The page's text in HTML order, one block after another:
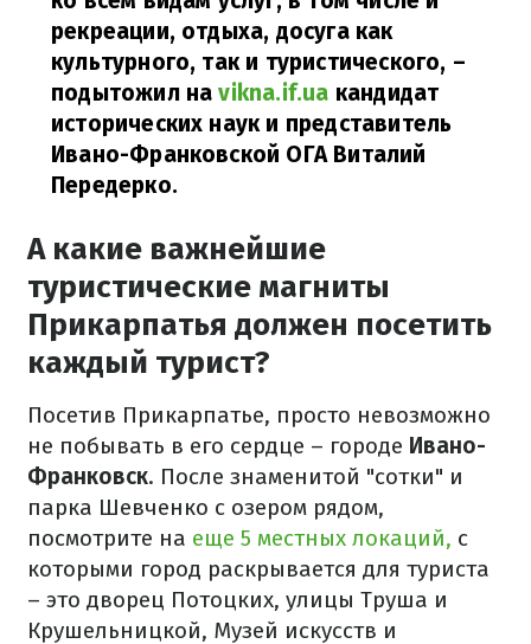
рекреации, отдыха, досуга как
культурного, так и туристического, –
подытожил наvikna.if.ua кандидат
исторических наук и представитель
Ивано-Франковской ОГА Виталий
Передерко.
А какие важнейшие
туристические магниты
Прикарпатья должен посетить
каждый турист?
Посетив Прикарпатье, просто невозможно
не побывать в его сердце – городе Ивано-
Франковск. После знаменитой "сотки" и
парка Шевченко с озером рядом,
посмотрите на еще 5 местных локаций, с
которыми город раскрывается для туриста
– это дворец Потоцких, улицы Труша и
Крушельницкой, Музей искусств и